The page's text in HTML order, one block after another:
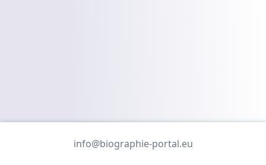
info@biographie-portal.eu